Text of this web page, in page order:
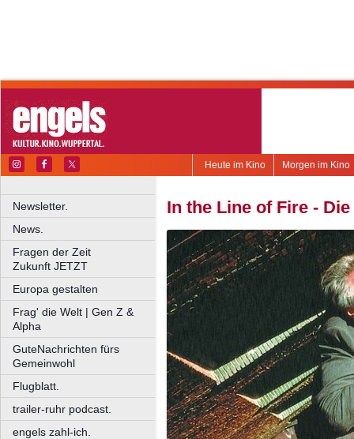
Morgen im Kino
Heute im Kino
Newsletter.
News.
Fragen der Zeit
Zukunft JETZT
Europa gestalten
Frag' die Welt | Gen Z &
Alpha
GuteNachrichten fürs
Gemeinwohl
Flugblatt.
trailer-ruhr podcast.
engels zahl-ich.
In the Line of Fire -